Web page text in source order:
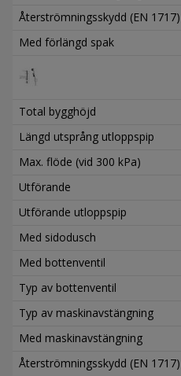
Återströmningsskydd (EN 1717)
Med förlängd spak
Total bygghöjd
Längd utsprång utloppspip
Max. flöde (vid 300 kPa)
Utförande
Utförande utloppspip
Med sidodusch
Med bottenventil
Typ av bottenventil
Typ av maskinavstängning
Med maskinavstängning
Återströmningsskydd (EN 1717)